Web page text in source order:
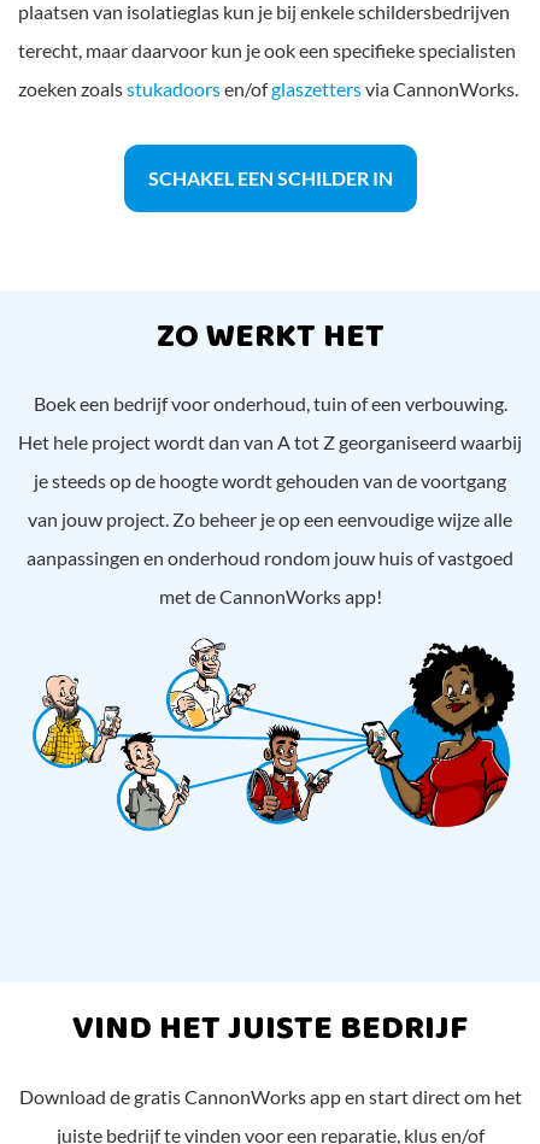
plaatsen van isolatieglas kun je bij enkele schildersbedrijven
terecht, maar daarvoor kun je ook een specifieke specialisten
zoeken zoalsstukadoorsen/ofglaszettersvia CannonWorks.
SCHAKEL EEN SCHILDER IN
ZO WERKT HET
Boek een bedrijf voor onderhoud, tuin of een verbouwing.
Het hele project wordt dan van A tot Z georganiseerd waarbij
je steeds op de hoogte wordt gehouden van de voortgang
van jouw project. Zo beheer je op een eenvoudige wijze alle
aanpassingen en onderhoud rondom jouw huis of vastgoed
met de CannonWorks app!
VIND HET JUISTE BEDRIJF
Download de gratis CannonWorks app en start direct om het
juiste bedrijf te vinden voor een reparatie, klus en/of